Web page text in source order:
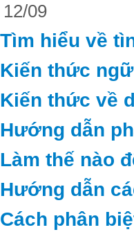
12/09
Tìm hiểu về
Kiến thức
Kiến thức về
Hướng dẫn
Làm thế nào
Hướng dẫn
Cách phân